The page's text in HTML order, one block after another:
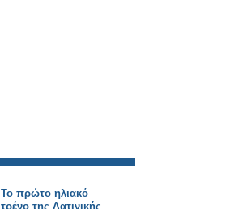
Το πρώτο ηλιακό
τρένο της Λατινικής